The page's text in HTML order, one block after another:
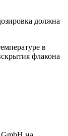
должна
в
флакона